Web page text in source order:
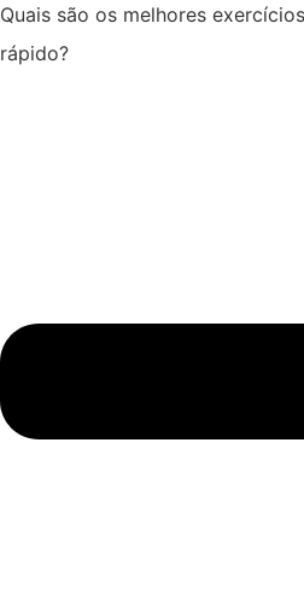
Quais são os melhores
rápido?